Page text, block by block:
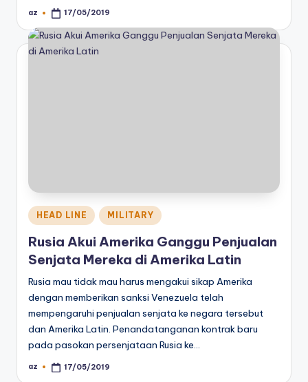
Posted
az 17/05/2019
Posted
in
HEAD LINE MILITARY
Rusia Akui Amerika Ganggu Penjualan
Senjata Mereka di Amerika Latin
Rusia mau tidak mau harus mengakui sikap Amerika
dengan memberikan sanksi Venezuela telah
mempengaruhi penjualan senjata ke negara tersebut
dan Amerika Latin. Penandatanganan kontrak baru
pada pasokan persenjataan Rusia ke…
Posted
az 17/05/2019